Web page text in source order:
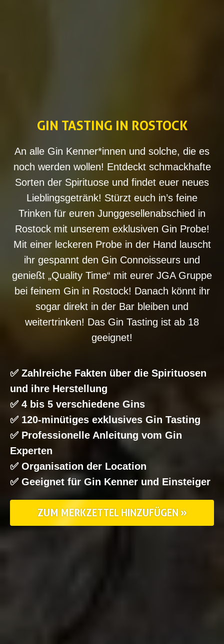
GIN TASTING IN ROSTOCK
An alle Gin Kenner*innen und solche, die es
noch werden wollen! Entdeckt schmackhafte
Sorten der Spirituose und findet euer neues
Lieblingsgetränk! Stürzt euch in’s feine
Trinken für euren Junggesellenabschied in
Rostock mit unserem exklusiven Gin Probe!
Mit einer leckeren Probe in der Hand lauscht
ihr gespannt den Gin Connoisseurs und
genießt „Quality Time“ mit eurer JGA Gruppe
bei feinem Gin in Rostock! Danach könnt ihr
sogar direkt in der Bar bleiben und
weitertrinken! Das Gin Tasting ist ab 18
geeignet!
✅ Zahlreiche Fakten über die Spirituosen
und ihre Herstellung
✅ 4 bis 5 verschiedene Gins
✅ 120-minütiges exklusives Gin Tasting
✅ Professionelle Anleitung vom Gin
Experten
✅ Organisation der Location
✅ Geeignet für Gin Kenner und Einsteiger
ZUM MERKZETTEL HINZUFÜGEN »